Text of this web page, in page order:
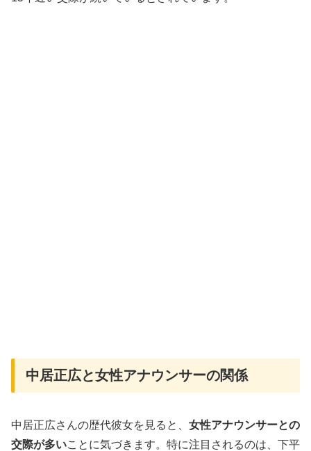
中居正広と女性アナウンサーの関係
中居正広さんの歴代彼女を見ると、 女性アナウンサーとの
交際が多いことに気づきます。特に注目されるのは、下平